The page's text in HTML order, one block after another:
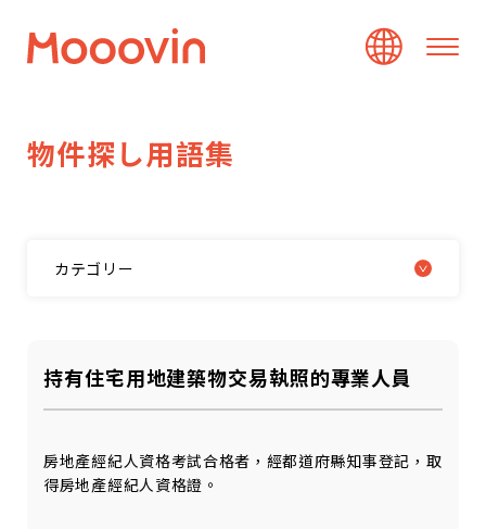
物件探し用語集
カテゴリー
持有住宅用地建築物交易執照的專業人員
房地產經紀人資格考試合格者，經都道府縣知事登記，取
得房地產經紀人資格證。